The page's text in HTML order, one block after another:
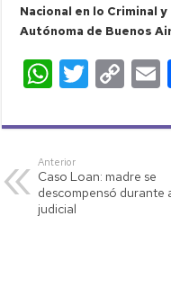
Nacional en lo Criminal
Autónoma de Buenos
W
at
s
A
p
T
tt
C
p
Li
Anterior
Caso Loan: madre se
descompensó durante
judicial